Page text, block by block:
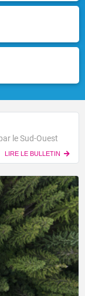
le Sud-Ouest
LIRE LE BULLETIN